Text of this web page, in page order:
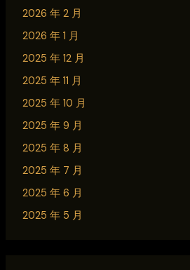
2026 年 2 月
2026 年 1 月
2025 年 12 月
2025 年 11 月
2025 年 10 月
2025 年 9 月
2025 年 8 月
2025 年 7 月
2025 年 6 月
2025 年 5 月